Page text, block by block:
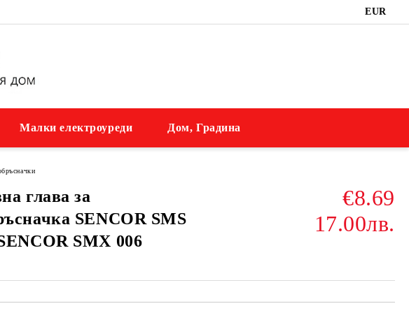
EUR
Малки електроуреди Дом, Градина
глава за
SENCOR SMS
SMX 006
€8.69
17.00лв.